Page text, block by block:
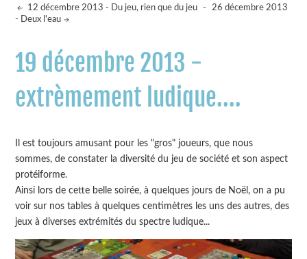
12 décembre 2013 - Du jeu, rien que du jeu -
26 décembre 2013
- Deux l'eau
19 décembre 2013 -
extrèmement ludique....
Il est toujours amusant pour les "gros" joueurs, que nous
sommes, de constater la diversité du jeu de société et son aspect
protéiforme.
Ainsi lors de cette belle soirée, à quelques jours de Noël, on a pu
voir sur nos tables à quelques centimètres les uns des autres, des
jeux à diverses extrémités du spectre ludique...